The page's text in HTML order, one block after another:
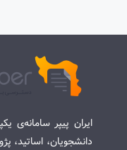
ایران پیپر سامانه‌ی
دانشجویان، اساتید،